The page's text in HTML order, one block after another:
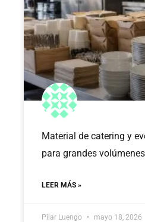
Material de catering y
para grandes volúmenes
LEER MÁS »
Pilar Luengo mayo 18, 2026